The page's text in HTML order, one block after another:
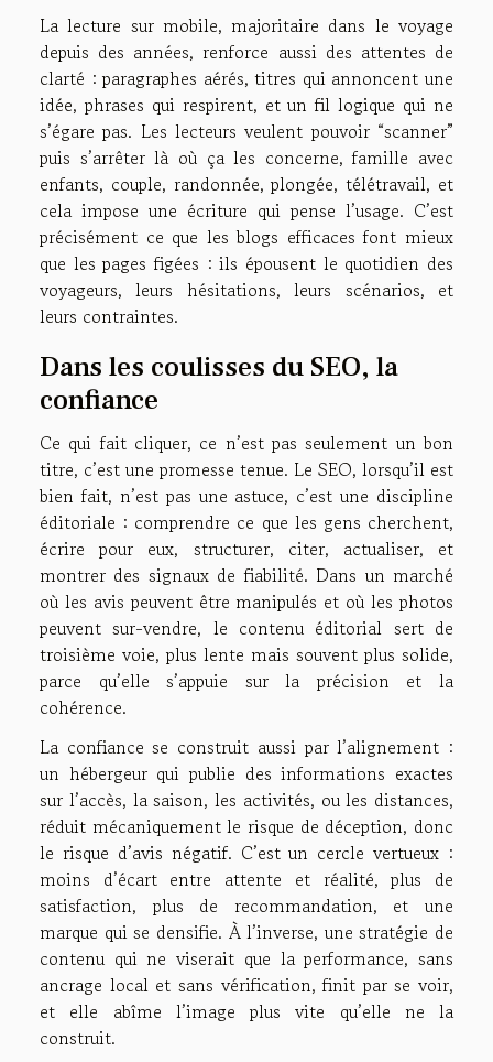
La lecture sur mobile, majoritaire dans le voyage
depuis des années, renforce aussi des attentes de
clarté : paragraphes aérés, titres qui annoncent une
idée, phrases qui respirent, et un fil logique qui ne
s’égare pas. Les lecteurs veulent pouvoir “scanner”
puis s’arrêter là où ça les concerne, famille avec
enfants, couple, randonnée, plongée, télétravail, et
cela impose une écriture qui pense l’usage. C’est
précisément ce que les blogs efficaces font mieux
que les pages figées : ils épousent le quotidien des
voyageurs, leurs hésitations, leurs scénarios, et
leurs contraintes.
Dans les coulisses du SEO, la
confiance
Ce qui fait cliquer, ce n’est pas seulement un bon
titre, c’est une promesse tenue. Le SEO, lorsqu’il est
bien fait, n’est pas une astuce, c’est une discipline
éditoriale : comprendre ce que les gens cherchent,
écrire pour eux, structurer, citer, actualiser, et
montrer des signaux de fiabilité. Dans un marché
où les avis peuvent être manipulés et où les photos
peuvent sur-vendre, le contenu éditorial sert de
troisième voie, plus lente mais souvent plus solide,
parce qu’elle s’appuie sur la précision et la
cohérence.
La confiance se construit aussi par l’alignement :
un hébergeur qui publie des informations exactes
sur l’accès, la saison, les activités, ou les distances,
réduit mécaniquement le risque de déception, donc
le risque d’avis négatif. C’est un cercle vertueux :
moins d’écart entre attente et réalité, plus de
satisfaction, plus de recommandation, et une
marque qui se densifie. À l’inverse, une stratégie de
contenu qui ne viserait que la performance, sans
ancrage local et sans vérification, finit par se voir,
et elle abîme l’image plus vite qu’elle ne la
construit.